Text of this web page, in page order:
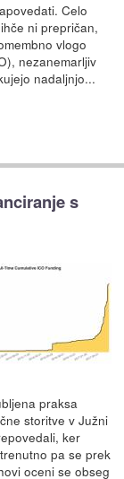
Celo
ni prepričan,
vlogo
nezanemarljiv
nadaljnjo...
s
praksa
storitve v Južni
ker
pa se prek
oceni se obseg